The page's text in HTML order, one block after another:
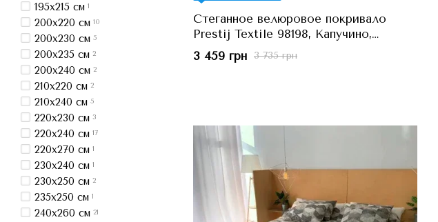
Стеганное велюровое покривало
Prestij Textile 98198, Капучино,
230x250 см, Євро
3 735 грн
3 459 грн
195x215 см 1
200x220 см 10
200x230 см 5
200x235 см 2
200x240 см 2
210x220 см 2
210x240 см 5
220x230 см 3
220x240 см 17
220x270 см 1
230x240 см 1
230x250 см 2
235x250 см 1
240x260 см 21